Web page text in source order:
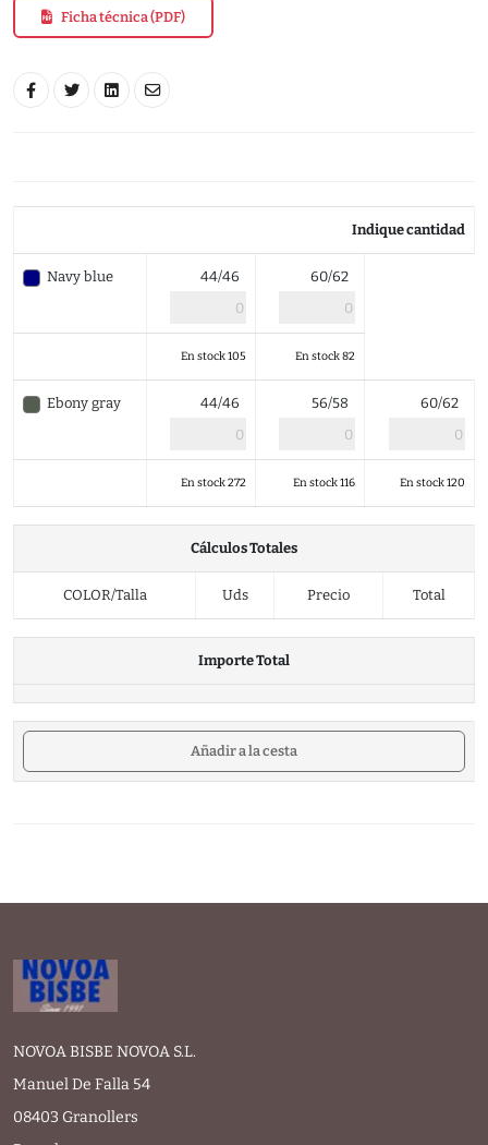
Ficha técnica (PDF)
Indique cantidad
Navy blue 44/46 60/62
En stock 105 En stock 82
Ebony gray 44/46 56/58 60/62
En stock 272 En stock 116 En stock 120
Cálculos Totales
COLOR/Talla Uds Precio Total
Importe Total
Añadir a la cesta
NOVOA BISBE NOVOA S.L.
Manuel De Falla 54
08403 Granollers